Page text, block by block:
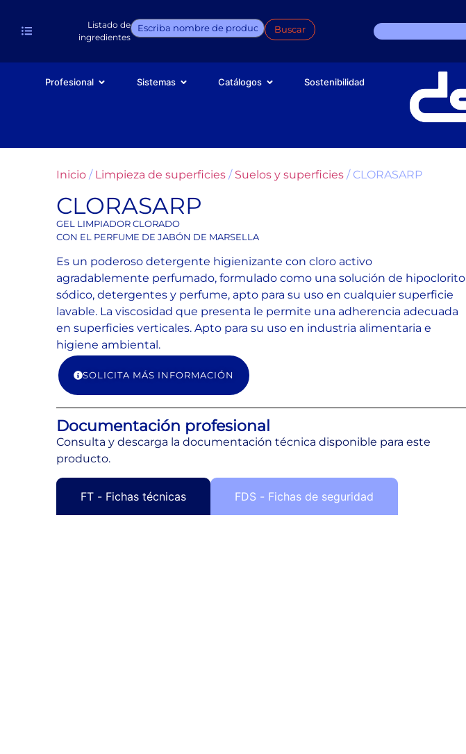
Listado de
ingredientes
Buscar
Profesional Sistemas Catálogos
Sostenibilidad
Inicio/ Limpieza de superficies/ Suelos y superficies/ CLORASARP
CLORASARP
GEL LIMPIADOR CLORADO
CON EL PERFUME DE JABÓN DE MARSELLA
Es un poderoso detergente higienizante con cloro activo
agradablemente perfumado, formulado como una solución de hipoclorito
sódico, detergentes y perfume, apto para su uso en cualquier superficie
lavable. La viscosidad que presenta le permite una adherencia adecuada
en superficies verticales. Apto para su uso en industria alimentaria e
higiene ambiental.
SOLICITA MÁS INFORMACIÓN
Documentación profesional
Consulta y descarga la documentación técnica disponible para este
producto.
FT - Fichas técnicas FDS - Fichas de seguridad